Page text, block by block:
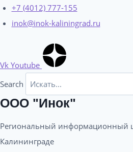
Перейти
к
+7 (4012) 777-155
inok@inok-kaliningrad.ru
Vk Youtube
Search
ООО "Инок"
Региональный информационный
Калининграде​